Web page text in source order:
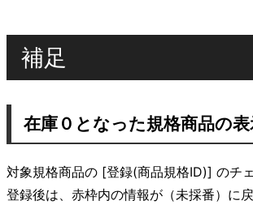
補足
在庫０となった規格商品の
対象規格商品の [登録(商品規格ID)] のチ
登録後は、赤枠内の情報が（未採番）に